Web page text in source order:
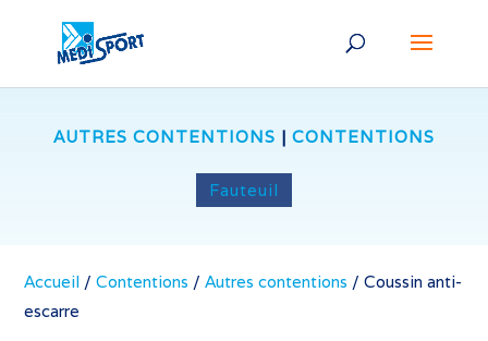
AUTRES CONTENTIONS | CONTENTIONS
Fauteuil
Accueil /Contentions /Autres contentions /Coussin anti-
escarre